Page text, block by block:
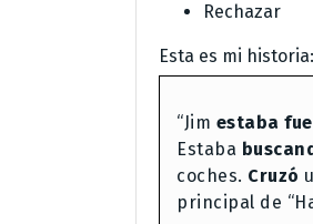
Rechazar
Esta es mi historia:
“Jim estaba
Estaba
coches. Cruzó
principal de